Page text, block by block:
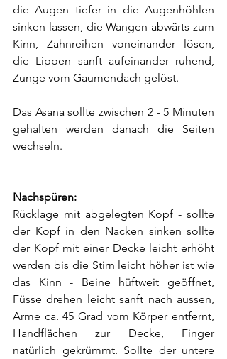
die Augen tiefer in die Augenhöhlen
sinken lassen, die Wangen abwärts zum
Kinn, Zahnreihen voneinander lösen,
die Lippen sanft aufeinander ruhend,
Zunge vom Gaumendach gelöst.
Das Asana sollte zwischen 2 - 5 Minuten
gehalten werden danach die Seiten
wechseln.
Nachspüren:
Rücklage mit abgelegten Kopf - sollte
der Kopf in den Nacken sinken sollte
der Kopf mit einer Decke leicht erhöht
werden bis die Stirn leicht höher ist wie
das Kinn - Beine hüftweit geöffnet,
Füsse drehen leicht sanft nach aussen,
Arme ca. 45 Grad vom Körper entfernt,
Handflächen zur Decke, Finger
natürlich gekrümmt. Sollte der untere